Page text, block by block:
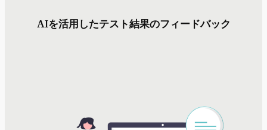
AIを活用したテスト結果のフィードバック